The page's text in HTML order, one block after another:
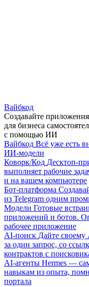
Вайбкод
Создавайте
для бизнеса
с помощью ИИ
Вайбкод Всё уже есть
ИИ-модели
Коворк/Код Десктоп-
выполняет рабочие
и на вашем компьютере
Бот-платформа
из Telegram одним
Модели Готовые
приложений и ботов.
рабочее приложение
AI-поиск Дайте
за один запрос, со
контрактов с
AI-агенты Hermes —
навыкам из опыта,
портала